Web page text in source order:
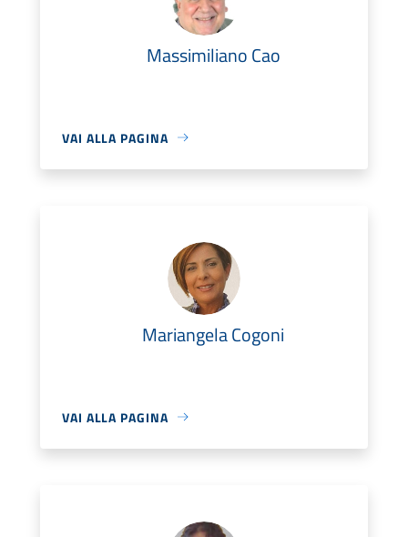
Massimiliano Cao
VAI ALLA PAGINA
Mariangela Cogoni
VAI ALLA PAGINA